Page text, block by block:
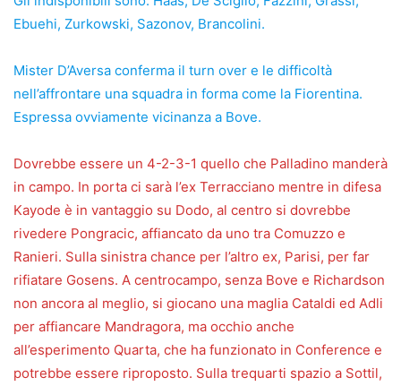
Ebuehi, Zurkowski, Sazonov, Brancolini.
Mister D’Aversa conferma il turn over e le difficoltà
nell’affrontare una squadra in forma come la Fiorentina.
Espressa ovviamente vicinanza a Bove.
Dovrebbe essere un 4-2-3-1 quello che Palladino manderà
in campo. In porta ci sarà l’ex Terracciano mentre in difesa
Kayode è in vantaggio su Dodo, al centro si dovrebbe
rivedere Pongracic, affiancato da uno tra Comuzzo e
Ranieri. Sulla sinistra chance per l’altro ex, Parisi, per far
rifiatare Gosens. A centrocampo, senza Bove e Richardson
non ancora al meglio, si giocano una maglia Cataldi ed Adli
per affiancare Mandragora, ma occhio anche
all’esperimento Quarta, che ha funzionato in Conference e
potrebbe essere riproposto. Sulla trequarti spazio a Sottil,